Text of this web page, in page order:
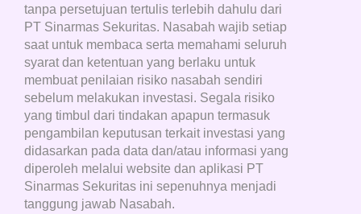
tanpa persetujuan tertulis terlebih dahulu dari
PT Sinarmas Sekuritas. Nasabah wajib setiap
saat untuk membaca serta memahami seluruh
syarat dan ketentuan yang berlaku untuk
membuat penilaian risiko nasabah sendiri
sebelum melakukan investasi. Segala risiko
yang timbul dari tindakan apapun termasuk
pengambilan keputusan terkait investasi yang
didasarkan pada data dan/atau informasi yang
diperoleh melalui website dan aplikasi PT
Sinarmas Sekuritas ini sepenuhnya menjadi
tanggung jawab Nasabah.